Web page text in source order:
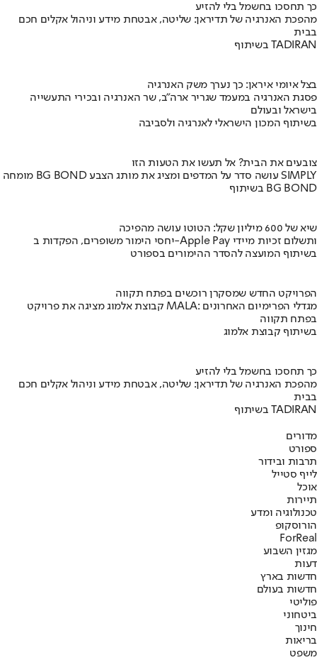
כך תחסכו בחשמל בלי להזיע
מהפכת האנרגיה של תדיראן: שליטה, אבטחת מידע וניהול אקלים חכם
בבית
בשיתוף TADIRAN
בצל איומי איראן: כך נערך משק האנרגיה
פסגת האנרגיה במעמד שגריר ארה"ב, שר האנרגיה ובכירי התעשייה
בישראל ובעולם
בשיתוף המכון הישראלי לאנרגיה ולסביבה
צובעים את הבית? אל תעשו את הטעות הזו
מומחה BG BOND עושה סדר על המדפים ומציג את מותג הצבע SIMPLY
בשיתוף BG BOND
שיא של 600 מיליון שקל: הטוטו עושה מהפיכה
יחסי הימור משופרים, הפקדות ב-Apple Pay ותשלום זכיות מיידי
בשיתוף המועצה להסדר ההימורים בספורט
הפרויקט החדש שמסקרן רוכשים בפתח תקווה
קבוצת אלמוג מציגה את פרויקט MALA: מגדלי הפרימיום האחרונים
בפתח תקווה
בשיתוף קבוצת אלמוג
כך תחסכו בחשמל בלי להזיע
מהפכת האנרגיה של תדיראן: שליטה, אבטחת מידע וניהול אקלים חכם
בבית
בשיתוף TADIRAN
מדורים
ספורט
תרבות ובידור
לייף סטייל
אוכל
תיירות
טכנולוגיה ומדע
הורוסקופ
ForReal
מגזין השבוע
דעות
חדשות בארץ
חדשות בעולם
פוליטי
ביטחוני
חינוך
בריאות
משפט